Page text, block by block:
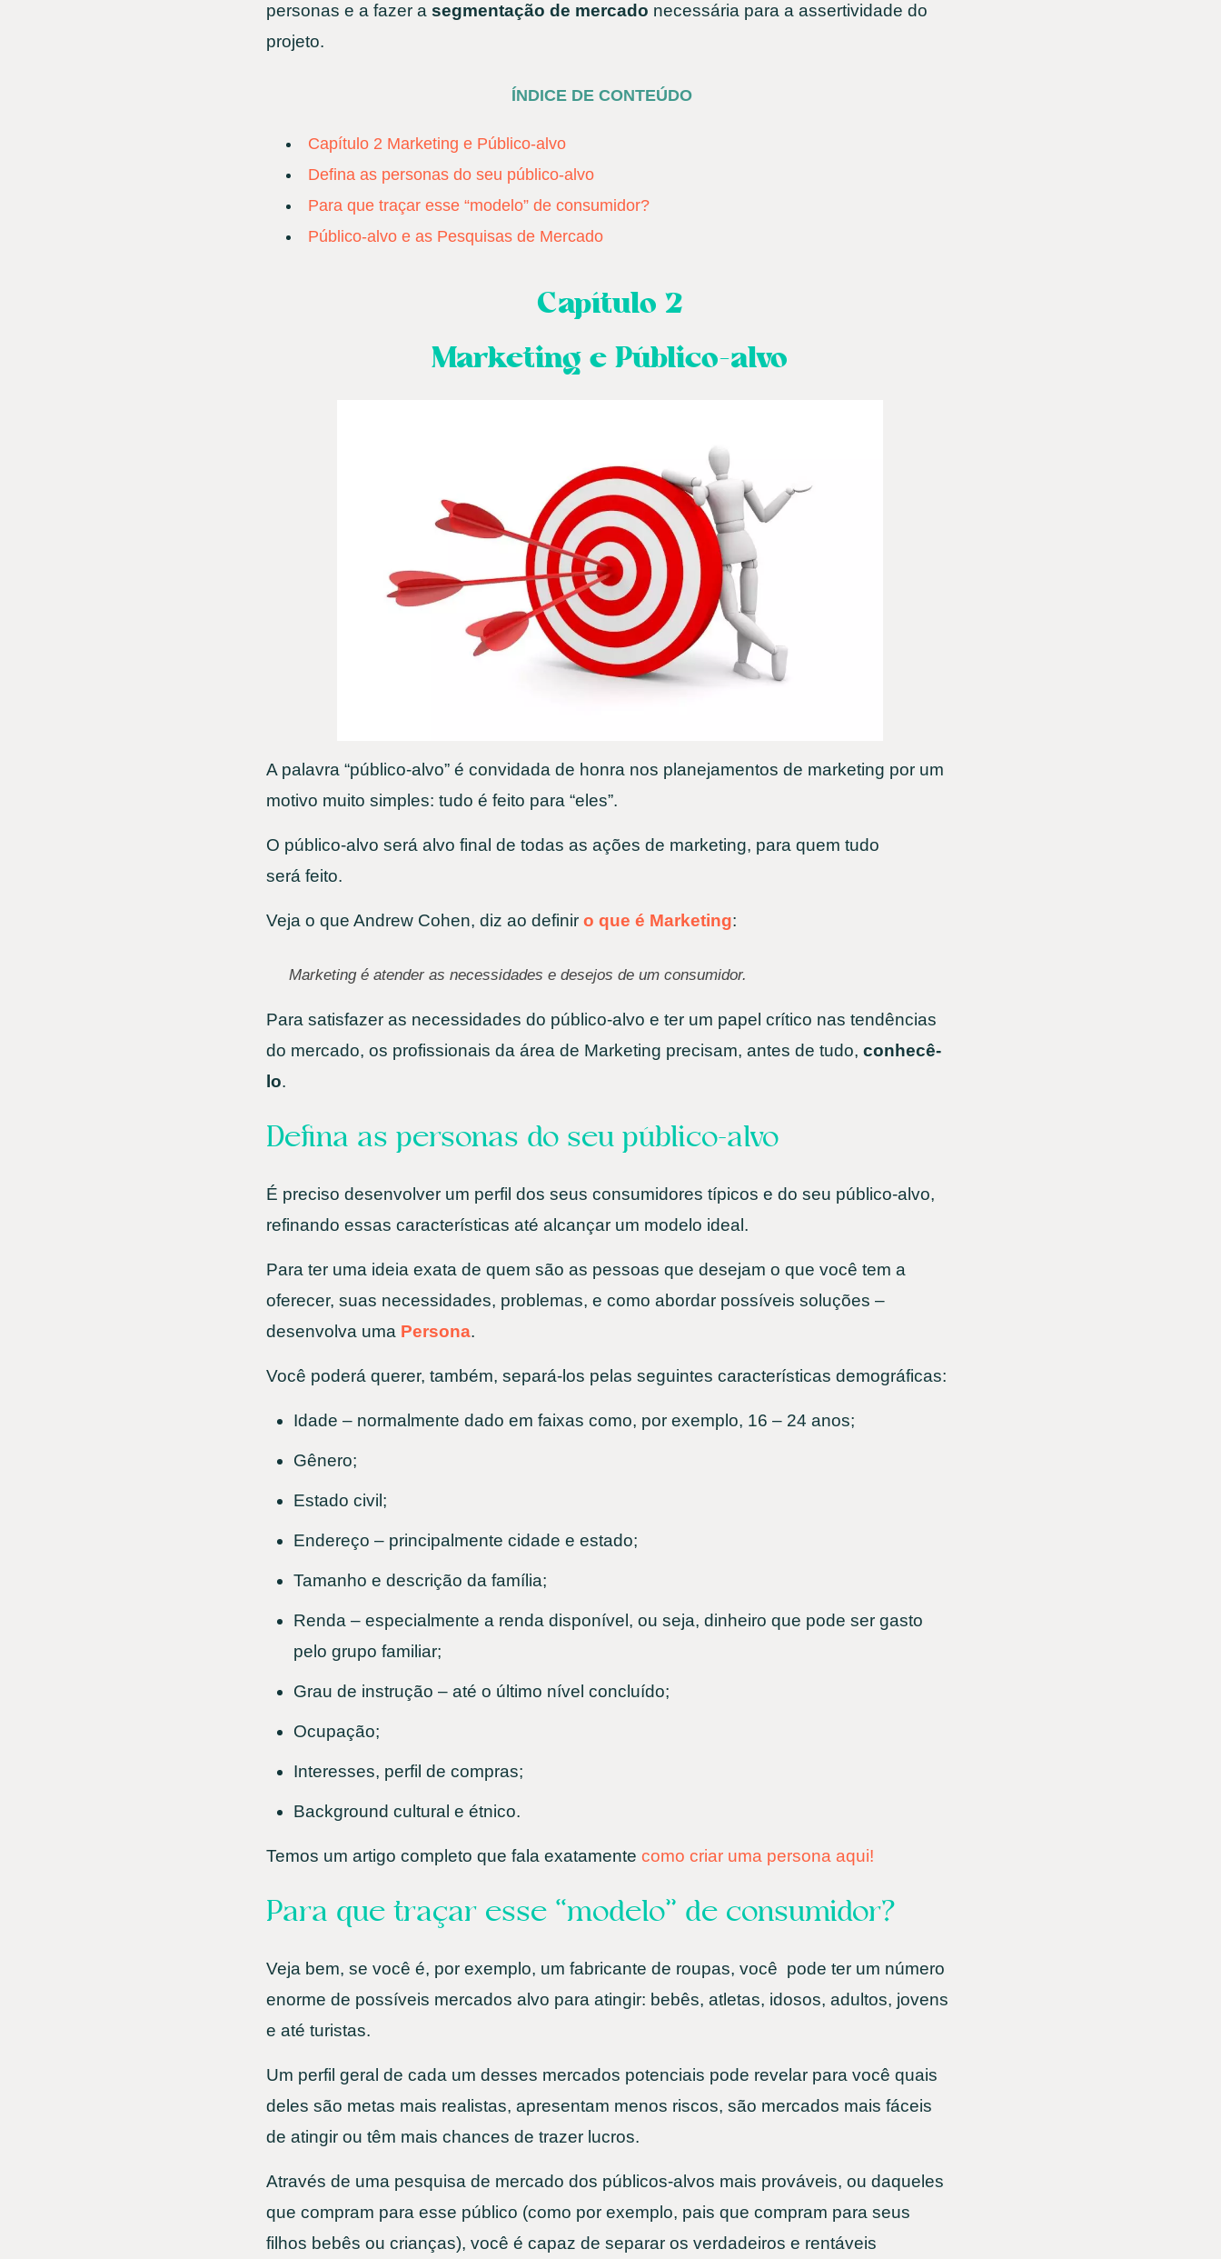
personas e a fazer a segmentação de mercado necessária para a assertividade do
projeto.
ÍNDICE DE CONTEÚDO
Capítulo 2 Marketing e Público-alvo
Defina as personas do seu público-alvo
Para que traçar esse “modelo” de consumidor?
Público-alvo e as Pesquisas de Mercado
Capítulo 2
Marketing e Público-alvo
A palavra “público-alvo” é convidada de honra nos planejamentos de marketing por um
motivo muito simples: tudo é feito para “eles”.
O público-alvo será alvo final de todas as ações de marketing, para quem tudo
será feito.
Veja o que Andrew Cohen, diz ao definir o que é Marketing:
Marketing é atender as necessidades e desejos de um consumidor.
Para satisfazer as necessidades do público-alvo e ter um papel crítico nas tendências
do mercado, os profissionais da área de Marketing precisam, antes de tudo, conhecê-
lo.
Defina as personas do seu público-alvo
É preciso desenvolver um perfil dos seus consumidores típicos e do seu público-alvo,
refinando essas características até alcançar um modelo ideal.
Para ter uma ideia exata de quem são as pessoas que desejam o que você tem a
oferecer, suas necessidades, problemas, e como abordar possíveis soluções –
desenvolva uma Persona.
Você poderá querer, também, separá-los pelas seguintes características demográficas:
Idade – normalmente dado em faixas como, por exemplo, 16 – 24 anos;
Gênero;
Estado civil;
Endereço – principalmente cidade e estado;
Tamanho e descrição da família;
Renda – especialmente a renda disponível, ou seja, dinheiro que pode ser gasto
pelo grupo familiar;
Grau de instrução – até o último nível concluído;
Ocupação;
Interesses, perfil de compras;
Background cultural e étnico.
Temos um artigo completo que fala exatamente como criar uma persona aqui!
Para que traçar esse “modelo” de consumidor?
Veja bem, se você é, por exemplo, um fabricante de roupas, você pode ter um número
enorme de possíveis mercados alvo para atingir: bebês, atletas, idosos, adultos, jovens
e até turistas.
Um perfil geral de cada um desses mercados potenciais pode revelar para você quais
deles são metas mais realistas, apresentam menos riscos, são mercados mais fáceis
de atingir ou têm mais chances de trazer lucros.
Através de uma pesquisa de mercado dos públicos-alvos mais prováveis, ou daqueles
que compram para esse público (como por exemplo, pais que compram para seus
filhos bebês ou crianças), você é capaz de separar os verdadeiros e rentáveis